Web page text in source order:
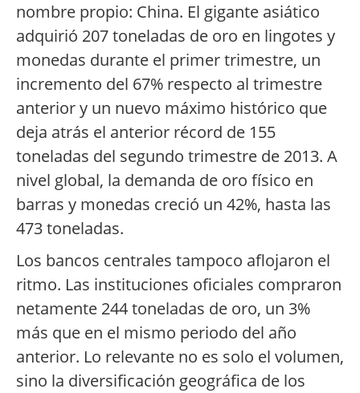
nombre propio: China. El gigante asiático
adquirió 207 toneladas de oro en lingotes y
monedas durante el primer trimestre, un
incremento del 67% respecto al trimestre
anterior y un nuevo máximo histórico que
deja atrás el anterior récord de 155
toneladas del segundo trimestre de 2013. A
nivel global, la demanda de oro físico en
barras y monedas creció un 42%, hasta las
473 toneladas.
Los bancos centrales tampoco aflojaron el
ritmo. Las instituciones oficiales compraron
netamente 244 toneladas de oro, un 3%
más que en el mismo periodo del año
anterior. Lo relevante no es solo el volumen,
sino la diversificación geográfica de los